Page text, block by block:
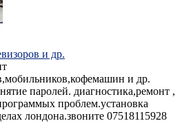
и др.
и др.
паролей. диагностика,ремонт ,
проблем.установка
лондона.звоните 07518115928